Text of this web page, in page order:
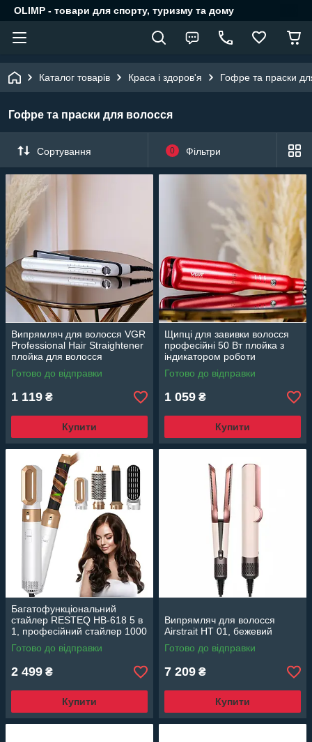
OLIMP - товари для спорту, туризму та дому
Каталог товарів Краса і здоров'я Гофре та праски
Гофре та праски для волосся
Сортування 0 Фільтри
Випрямляч для волосся VGR
Professional Hair Straightener
плойка для волосся
випрямляч
Готово до відправки
1 119 ₴
Купити
Щипці для завивки волосся
професійні 50 Вт плойка з
індикатором роботи
Готово до відправки
1 059 ₴
Купити
Багатофункціональний
стайлер RESTEQ HB-618 5 в
1, професійний стайлер 1000
Вт
Готово до відправки
2 499 ₴
Купити
Випрямляч для волосся
Airstrait HT 01, бежевий
Готово до відправки
7 209 ₴
Купити